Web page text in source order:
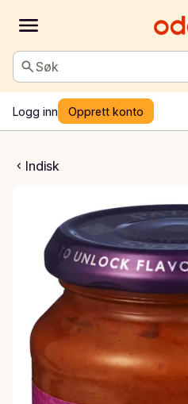
Søk
Logg inn Opprett konto
Indisk
Cooking Sauce